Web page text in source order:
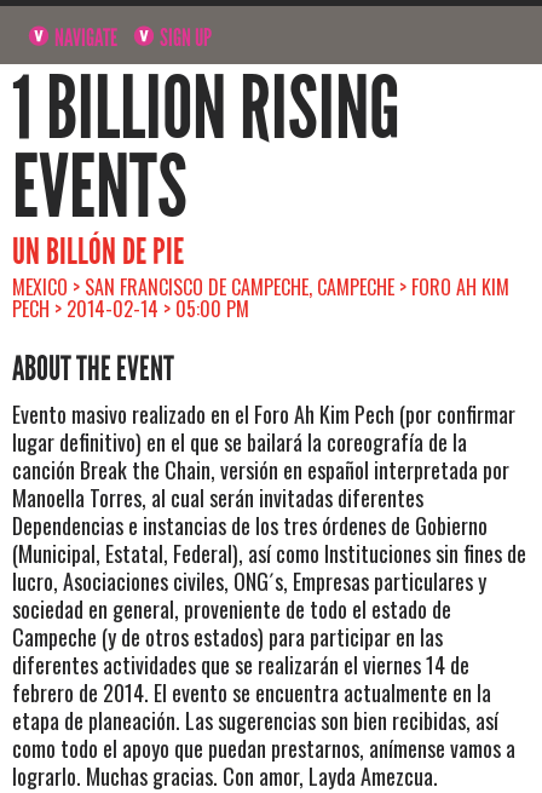
NAVIGATE SIGN UP
1 BILLION RISING
EVENTS
UN BILLÓN DE PIE
MEXICO > SAN FRANCISCO DE CAMPECHE, CAMPECHE > FORO AH KIM
PECH > 2014-02-14 > 05:00 PM
ABOUT THE EVENT
Evento masivo realizado en el Foro Ah Kim Pech (por confirmar
lugar definitivo) en el que se bailará la coreografía de la
canción Break the Chain, versión en español interpretada por
Manoella Torres, al cual serán invitadas diferentes
Dependencias e instancias de los tres órdenes de Gobierno
(Municipal, Estatal, Federal), así como Instituciones sin fines de
lucro, Asociaciones civiles, ONG´s, Empresas particulares y
sociedad en general, proveniente de todo el estado de
Campeche (y de otros estados) para participar en las
diferentes actividades que se realizarán el viernes 14 de
febrero de 2014. El evento se encuentra actualmente en la
etapa de planeación. Las sugerencias son bien recibidas, así
como todo el apoyo que puedan prestarnos, anímense vamos a
lograrlo. Muchas gracias. Con amor, Layda Amezcua.